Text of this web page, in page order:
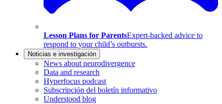
Lesson Plans for ParentsExpert-backed advice to
respond to your child’s outbursts.
Noticias e investigación
News about neurodivergence
Data and research
Hyperfocus podcast
Subscripción del boletín informativo
Understood blog